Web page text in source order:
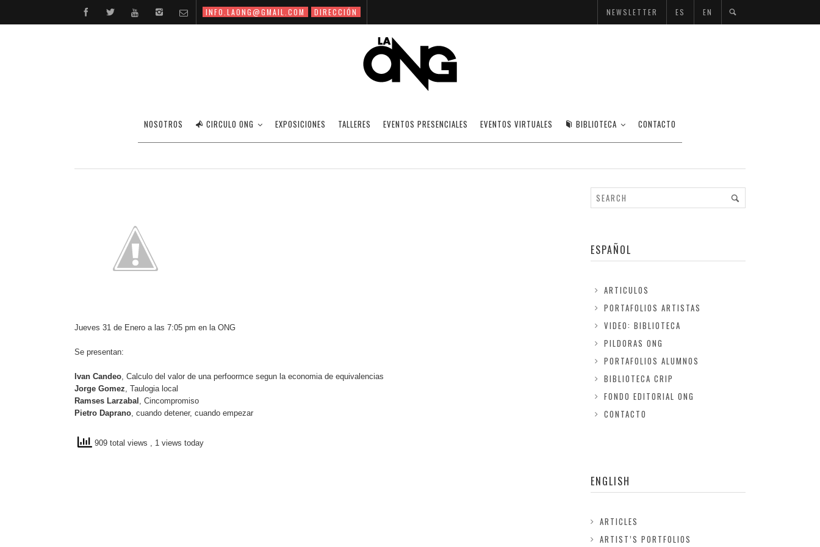
INFO.LAONG@GMAIL.COM DIRECCIÓN NEWSLETTER ES EN
NOSOTROS CIRCULO ONG EXPOSICIONES TALLERES EVENTOS PRESENCIALES EVENTOS VIRTUALES BIBLIOTECA CONTACTO
NO MAS DE CINCO
11/02/2009 NOTICIAS · SIN CATEGORÍA OFF
Jueves 31 de Enero a las 7:05 pm en la ONG
Se presentan:
Ivan Candeo, Calculo del valor de una perfoormce segun la economia de equivalencias
Jorge Gomez, Taulogia local
Ramses Larzabal , Cincompromiso
Pietro Daprano, cuando detener, cuando empezar
909 total views , 1 views today
ESPAÑOL
ARTICULOS
PORTAFOLIOS ARTISTAS
VIDEO: BIBLIOTECA
PILDORAS ONG
PORTAFOLIOS ALUMNOS
BIBLIOTECA CRIP
FONDO EDITORIAL ONG
CONTACTO
ENGLISH
ARTICLES
ARTIST’S PORTFOLIOS